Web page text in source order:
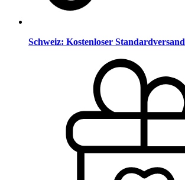
Schweiz: Kostenloser Standardversand